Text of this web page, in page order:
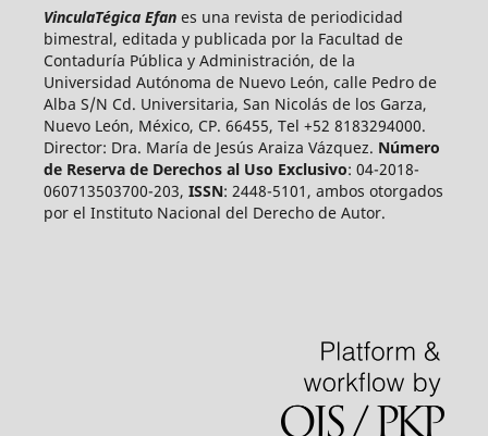
VinculaTégica Efanes una revista de periodicidad
bimestral, editada y publicada por la Facultad de
Contaduría Pública y Administración, de la
Universidad Autónoma de Nuevo León, calle Pedro de
Alba S/N Cd. Universitaria, San Nicolás de los Garza,
Nuevo León, México, CP. 66455, Tel +52 8183294000.
Director: Dra. María de Jesús Araiza Vázquez. Número
de Reserva de Derechos al Uso Exclusivo: 04-2018-
060713503700-203, ISSN: 2448-5101, ambos otorgados
por el Instituto Nacional del Derecho de Autor.